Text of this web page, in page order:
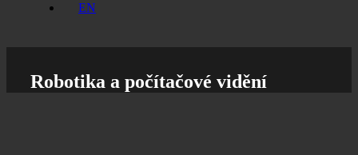
EN
Robotika a počítačové vidění